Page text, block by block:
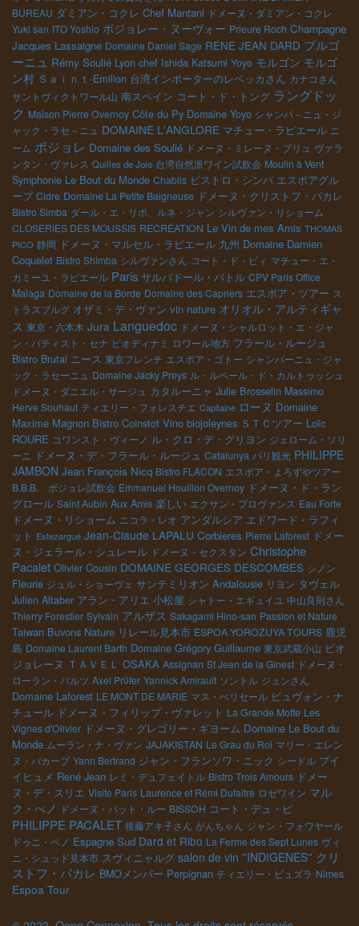
BUREAU ダミアン・コクレ Chef Mantani ドメーヌ・ダミアン・コクレ
Yuki san ITO Yoshio ボジョレー・ヌーヴォー Prieure Roch Champagne
Jacques Lassaigne Domaine Daniel Sage RENE JEAN DARD ブルゴ
ーニュ Rémy Soulié Lyon chef Ishida Katsumi Yoyo モルゴン モルゴ
ン村 Ｓａｉｎｔ-Emilion 台湾インポーターのレベッカさん カナコさん
サントヴィクトワール山 南スペイン コート・ド・トング ラングドッ
ク Maison Pierre Overnoy Côte du Py Domaine Yoyo シャンパ－ニュ・ジ
ャック・ラセ－ニュ DOMAINE L'ANGLORE マチュー・ラピエール ニ
ーム ボジョレ Domaine des Soulié ドメーヌ・ミレーヌ・ブリュ ヴァラ
ンタン・ヴァレス Quilles de Joie 台湾自然派ワイン試飲会 Moulin à Vent
Symphonie Le Bout du Monde Chablis ビストロ・シンバ エスポアグル
ープ Cidre Domaine La Petite Baigneuse ドメーヌ・クリストフ・パカレ
Bistro Simba ダール・エ・リボ、ルネ・ジャン シルヴァン・リショーム
CLOSERIES DES MOUSSIS RECREATION Le Vin de mes Amis THOMAS
PICO 静岡 ドメーヌ・マルセル・ラピエール 九州 Domaine Damien
Coquelet Bistro Shimba シルヴァンさん コート・ド・ピィ マチュー・エ・
カミーユ・ラピエール Paris サルバドール・バトル CPV Paris Office
Malaga Domaine de la Borde Domaine des Capriers エスポア・ツアー ス
トラスブルグ オザミ・デ・ヴァン vin nature オリオル・アルティギャ
ス 東京・六本木 Jura Languedoc ドメーヌ・シャルロット・エ・ジャ
ン・バティスト・セナ ビオディナミ ロワール地方 フラール・ルージュ
Bistro Brutal ニース 東京フレンチ エスポア・ゴトー シャンパーニュ・ジャ
ック・ラセーニュ Domaine Jacky Preys ル・ルペール・ド・カルトゥッシュ
ドメーヌ・ダニエル・サージュ カタルーニャ Julie Brosselin Massimo
Herve Souhaut ティエリー・フォレスチエ Capitaine ローヌ Domaine
Maxime Magnon Bistro Coinstot Vino biojoleynes ＳＴＣツアー Loïc
ROURE コワンスト・ヴィーノ ル・クロ・デ・グリヨン ジェローム・ソリ
ーニ ドメーヌ・デ・フラール・ルージュ Catalunya パリ観光 PHILIPPE
JAMBON Jean François Nicq Bistro FLACON エスポア・よろずやツアー
B.B.B. ボジョレ試飲会 Emmanuel Houillon Overnoy ドメーヌ・ド・ラン
グロール Saint Aubin Aux Amis 楽しい エクサン・プロヴァンス Eau Forte
ドメーヌ・リショーム ニコラ・レオ アンダルシア エドワード・ラフィ
ット Estezargue Jean-Claude LAPALU Corbieres Pierre Laforest ドメー
ヌ・ジェラール・シュレール ドメーヌ・セクスタン Christophe
Pacalet Olivier Cousin DOMAINE GEORGES DESCOMBES シノン
Fleurie ジュル・ショーヴェ サンテミリオン Andalousie リヨン タヴェル
Julien Altaber アラン・アリエ 小松屋 シャトー・エギュイユ 中山良則さん
Thierry Forestier Sylvain アルザス Sakagami Hino-san Passion et Nature
Taiwan Buvons Nature リレール見本市 ESPOA YOROZUYA TOURS 鹿児
島 Domaine Laurent Barth Domaine Grégory Guillaume 東京武蔵小山 ビオ
ジョレーヌ ＴＡＶＥＬ OSAKA Assignan St Jean de la Ginest ドメーヌ・
ローラン・バルツ Axel Prϋfer Yannick Amirault ソントル ジュンさん
Domaine Laforest LE MONT DE MARIE マス・ぺリセール ビュヴォン・ナ
チュール ドメーヌ・フィリップ・ヴァレット La Grande Motte Les
Vignes d'Olivier ドメーヌ・グレゴリー・ギヨーム Domaine Le Bout du
Monde ムーラン・ナ・ヴァン JAJAKISTAN Le Grau du Roi マリー・エレン
ヌ・バカーブ Yann Bertrand ジャン・フランソワ・ニック シードル プイ
イヒュメ René Jean レミ・デュフェイトル Bistro Trois Amours ドメー
ヌ・デ・スリエ Visite Paris Laurence et Rémi Dufaitre ロゼワイン マル
ク・ぺノ
ドメーヌ・パット・ルー BISSOH コート・デュ・ピ
PHILIPPE PACALET 後藤アキ子さん がんちゃん ジャン・フォワヤール
ドゥニ・ペノ Espagne Sud Dard et Ribo La Ferme des Sept Lunes ヴィ
ニ・シュッド見本市 スヴィニャルグ salon de vin ''INDIGENES'' クリ
ストフ・パカレ BMOメンバー Perpignan ティエリー・ピュズラ Nîmes
Espoa Tour